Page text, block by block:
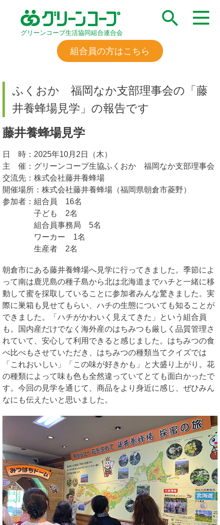
グリーンコープ生活協同組合連合会
組合員の方はこちら
ふくおか 福岡なか支部理事会の「藤
井養蜂場見学」の報告です
藤井養蜂場見学
日 時：2025年10月2日（木）
主 催：グリーンコープ生協ふくおか 福岡なか支部理事会
交流先：株式会社藤井養蜂場
開催場所：株式会社藤井養蜂場（福岡県朝倉市菱野）
参加者：組合員 16名
子ども 2名
組合員事務局 5名
ワーカー 1名
生産者 2名
朝倉市にある藤井養蜂場へ見学に行ってきました。季節によ
って南は鹿児島の種子島から北は北海道までハチと一緒に移
動して蜜を採取していることに参加者みんな驚きました。実
際に巣箱も見せてもらい、ハチの生態についても知ることが
できました。「ハチがかわいく見えてきた」という組合員
も。国内産だけでなく海外産のはちみつも厳しく品質管理さ
れていて、安心して利用できると感じました。はちみつの食
べ比べもさせていただき、はちみつの種類当てクイズでは
「これおいしい」「この味が好きかも」と大盛り上がり。花
の種類によって味も色も全然違っていてとても面白かったで
す。今回の見学を通じて、商品をより身近に感じ、ぜひみん
なにも伝えたいと思いました。